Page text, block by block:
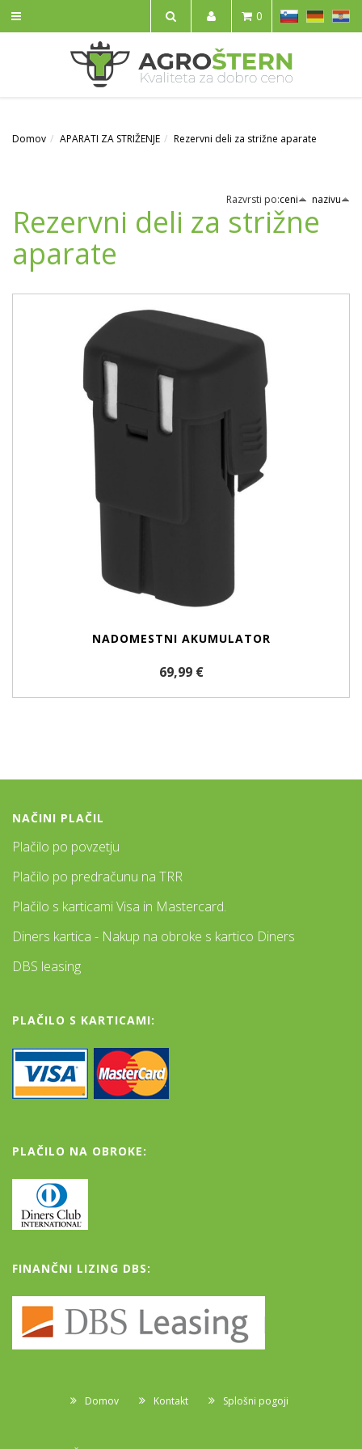
IŠČI
SL HR
0
Domov APARATI ZA STRIŽENJE Rezervni deli za strižne aparate
Razvrsti po:ceni nazivu
Rezervni deli za strižne
aparate
NADOMESTNI AKUMULATOR
69,99 €
NAČINI PLAČIL
Plačilo po povzetju
Plačilo po predračunu na TRR
Plačilo s karticami Visa in Mastercard.
Diners kartica - Nakup na obroke s kartico Diners
DBS leasing
PLAČILO S KARTICAMI:
PLAČILO NA OBROKE:
FINANČNI LIZING DBS:
Domov Kontakt Splošni pogoji